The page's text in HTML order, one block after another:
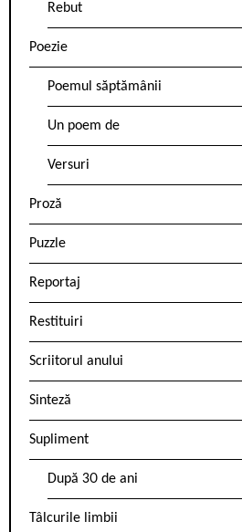
Rebut
Poezie
Poemul săptămânii
Un poem de
Versuri
Proză
Puzzle
Reportaj
Restituiri
Scriitorul anului
Sinteză
Supliment
După 30 de ani
Tâlcurile limbii